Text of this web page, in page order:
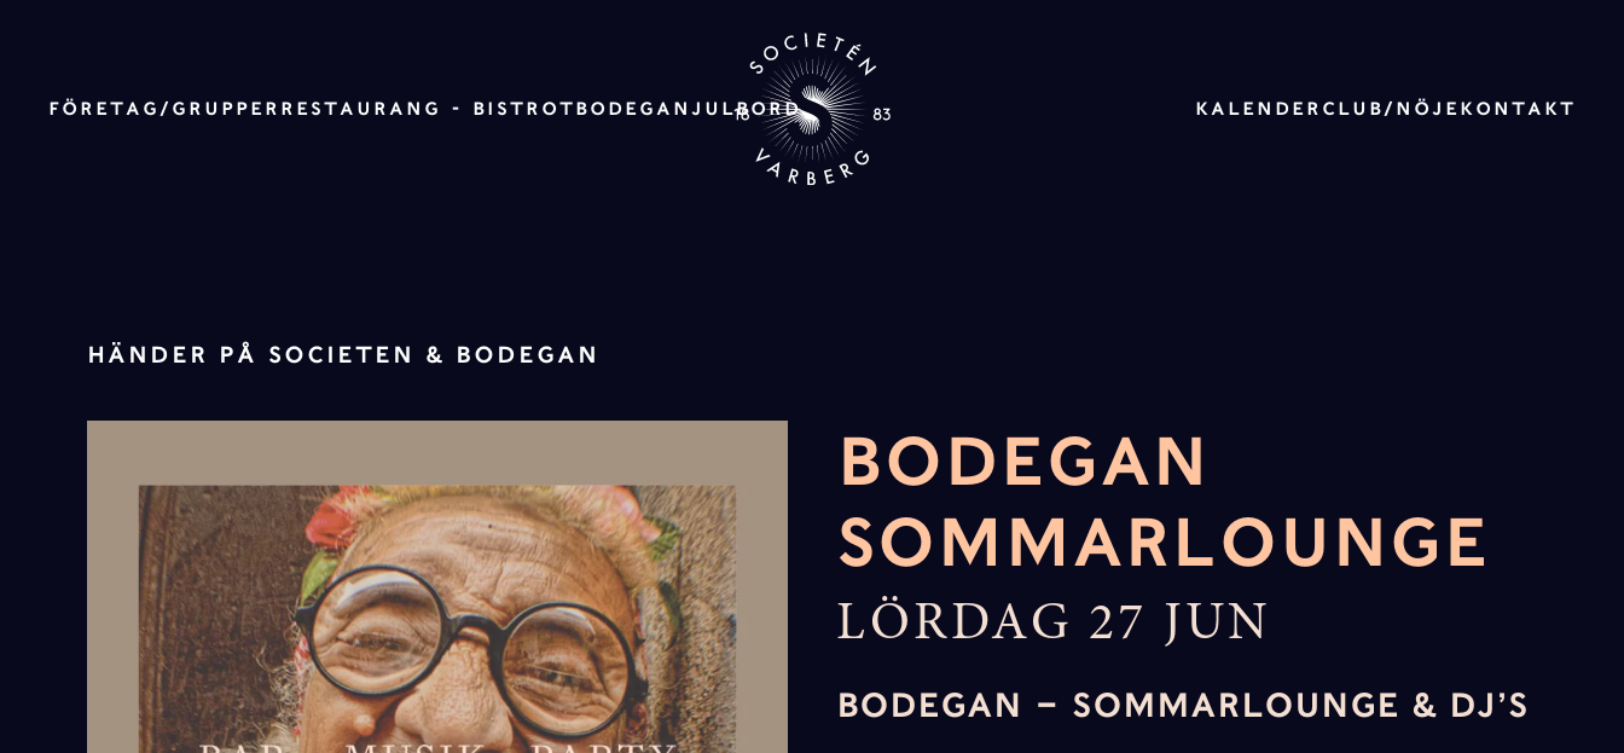
FÖRETAG/GRUPPER RESTAURANG - BISTROTBODEGAN JULBORD KALENDER CLUB/NÖJE KONTAKT
HÄNDER PÅ SOCIETEN & BODEGAN
BODEGAN
SOMMARLOUNGE
LÖRDAG 27 JUN
BODEGAN – SOMMARLOUNGE & DJ’S